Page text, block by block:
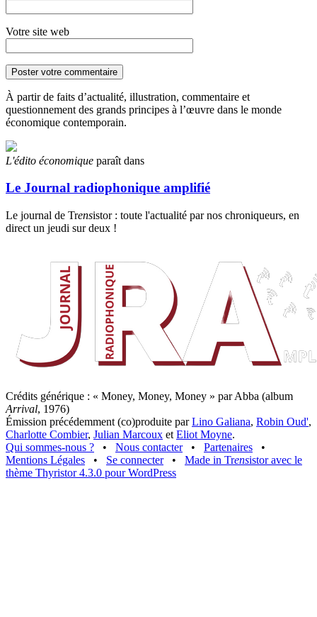
Votre site web
À partir de faits d’actualité, illustration, commentaire et
questionnement des grands principes à l’œuvre dans le monde
économique contemporain.
L'édito économique paraît dans
Le Journal radiophonique amplifié
Le journal de Trensistor : toute l'actualité par nos chroniqueurs, en
direct un jeudi sur deux !
Crédits générique : « Money, Money, Money » par Abba (album
Arrival, 1976)
Émission précédemment (co)produite parLino Galiana, Robin Oud',
Charlotte Combier, Julian Marcoux et Eliot Moyne.
Qui sommes-nous ?
• Nous contacter • Partenaires
•
Mentions Légales
• Se connecter • Made in Trensistor avec le
thème Thyristor 4.3.0 pour WordPress